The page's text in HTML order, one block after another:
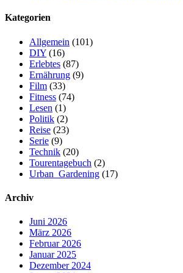
Kategorien
Allgemein (101)
DIY (16)
Erlebtes (87)
Ernährung (9)
Film (33)
Fitness (74)
Lesen (1)
Politik (2)
Reise (23)
Serie (9)
Technik (20)
Tourentagebuch (2)
Urban_Gardening (17)
Archiv
Juni 2026
März 2026
Februar 2026
Januar 2025
Dezember 2024